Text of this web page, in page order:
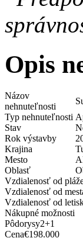
Opis
Názov
nehnuteľnosti
Typ nehnuteľnosti
Stav
Rok výstavby
Krajina
Mesto
Oblasť
Vzdialenosť od
Vzdialenosť od
Vzdialenosť od
Nákupné možnosti
Pôdorysy2+1
Cena€198.000